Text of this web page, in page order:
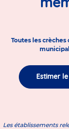
Toutes les
Estimer
Les établissements